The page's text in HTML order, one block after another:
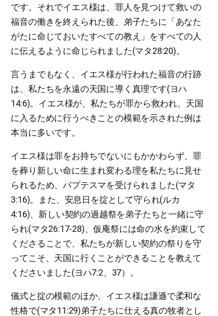
です。それでイエス様は、罪人を見つけて救いの
福音の働きを終えられた後、弟子たちに「あなた
がたに命じておいたすべての教え」をすべての人
に伝えるように命じられました(マタ28:20)。
言うまでもなく、イエス様が行われた福音の行跡
は、私たちを永遠の天国に導く真理です(ヨハ
14:6)。イエス様が、私たちが罪から救われ、天国
に入るために行うべきことの模範を示された例は
本当に多いです。
イエス様は罪をお持ちでないにもかかわらず、罪
を葬り新しい命に生まれ変わる理を私たちに見せ
られるため、バプテスマを受けられました(マタ
3:16)。また、安息日を掟として守られ(ルカ
4:16)、新しい契約の過越祭を弟子たちと一緒に守
られ(マタ26:17-28)、仮庵祭には命の水を約束して
くださることで、私たちが新しい契約の祭りを守
ってこそ、天国に行くことができることを教えて
くださいました(ヨハ7:2、37）。
儀式と掟の模範のほか、イエス様は謙遜で柔和な
性格で(マタ11:29)弟子たちに仕える真の牧者とし